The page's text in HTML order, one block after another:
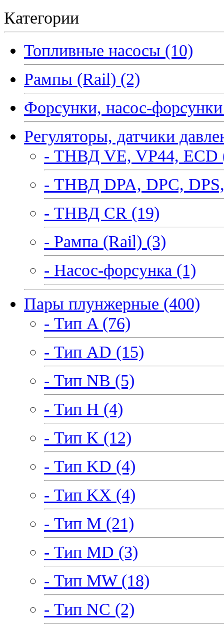
Категории
Топливные насосы (10)
Рампы (Rail) (2)
Форсунки, насос-
Регуляторы, датчики
- ТНВД VE, VP44, ECD
- ТНВД DPA, DPC,
- ТНВД CR (19)
- Рампа (Rail) (3)
- Насос-форсунка (1)
Пары плунжерные (400)
- Тип A (76)
- Тип AD (15)
- Тип NB (5)
- Тип H (4)
- Тип K (12)
- Тип KD (4)
- Тип KX (4)
- Тип M (21)
- Тип MD (3)
- Тип MW (18)
- Тип NC (2)